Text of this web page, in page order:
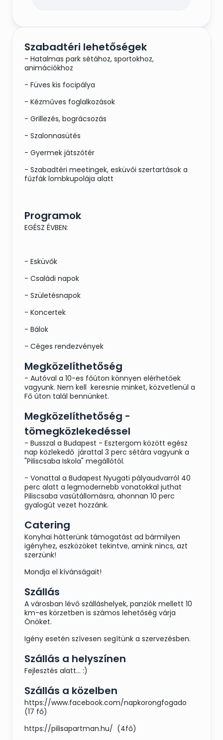
Húsostál:
Bécsi szelet karajból, vagy csirkemellből,
Csirke Cordon blue
Sült csirkecombfilé
Cigánypecsenye mangalica taréjjal
opcionálisan fentiek valamelyike helyett
sajt, gomba, cukkini rántva
Köretek:
Petrezselymes burgonya
Savanyúság:
módra vagy, nyári vegyes zöldsaláta
Éjféli menü:
tokány
Tarhonya vagy/és Spetzli
Savanyúság: vegyes vágott és csemege
uborka
Plusz a vacsoráról megmaradt sültek
előzetes megbeszélés alapján külön
elkészítjük.
Szabadtéri lehetőségek
- Hatalmas park sétához, sportokhoz,
animációkhoz
- Füves kis focipálya
- Kézműves foglalkozások
- Grillezés, bográcsozás
- Szalonnasütés
- Gyermek játszótér
- Szabadtéri meetingek, esküvői szertartások a
fűzfák lombkupolája alatt
Programok
EGÉSZ ÉVBEN:
- Esküvők
- Családi napok
- Születésnapok
- Koncertek
- Bálok
- Céges rendezvények
Megközelíthetőség
- Autóval a 10-es főúton könnyen elérhetőek
vagyunk. Nem kell keresnie minket, közvetlenül a
Fő úton talál bennünket.
Megközelíthetőség -
tömegközlekedéssel
- Busszal a Budapest - Esztergom között egész
nap közlekedő járattal 3 perc sétára vagyunk a
"Piliscsaba Iskola" megállótól.
- Vonattal a Budapest Nyugati pályaudvarról 40
perc alatt a legmodernebb vonatokkal juthat
Piliscsaba vasútállomásra, ahonnan 10 perc
gyalogút vezet hozzánk.
Catering
Konyhai hátterünk támogatást ad bármilyen
igényhez, eszközöket tekintve, amink nincs, azt
szerzünk!
Mondja el kívánságait!
Szállás
A városban lévő szálláshelyek, panziók mellett 10
km-es körzetben is számos lehetőség várja
Önöket.
Igény esetén szívesen segítünk a szervezésben.
Szállás a helyszínen
Fejlesztés alatt... :)
Szállás a közelben
https://www.facebook.com/napkorongfogado
(17 fő)
https://pilisapartman.hu/ (4fő)